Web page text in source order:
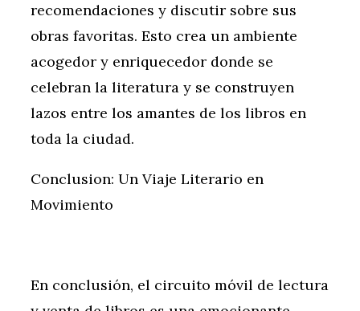
recomendaciones y discutir sobre sus
obras favoritas. Esto crea un ambiente
acogedor y enriquecedor donde se
celebran la literatura y se construyen
lazos entre los amantes de los libros en
toda la ciudad.
Conclusion: Un Viaje Literario en
Movimiento
En conclusión, el circuito móvil de lectura